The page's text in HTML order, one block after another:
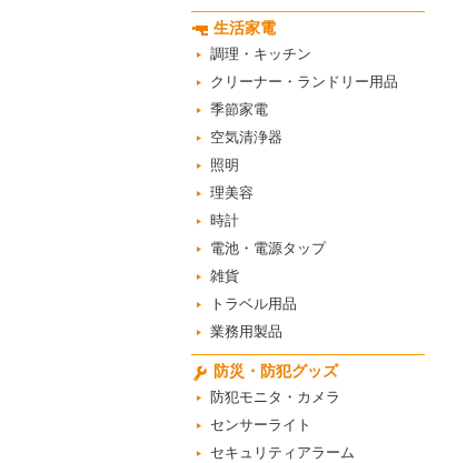
生活家電
調理・キッチン
クリーナー・ランドリー用品
季節家電
空気清浄器
照明
理美容
時計
電池・電源タップ
雑貨
トラベル用品
業務用製品
防災・防犯グッズ
防犯モニタ・カメラ
センサーライト
セキュリティアラーム